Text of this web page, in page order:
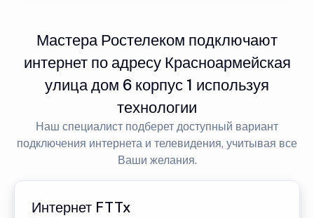
Мастера Ростелеком подключают
интернет по адресу Красноармейская
улица дом 6 корпус 1 используя
технологии
Наш специалист подберет доступный вариант
подключения интернета и телевидения, учитывая все
Ваши желания.
Интернет FTTx